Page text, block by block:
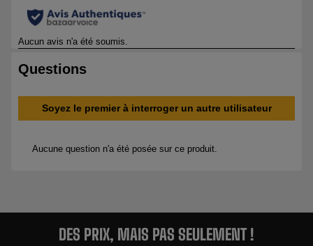
DES PRIX, MAIS PAS SEULEMENT !